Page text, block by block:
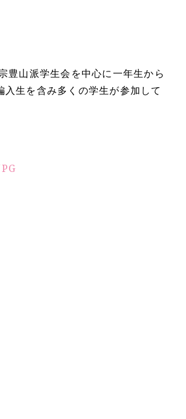
豊山派学生会を中心に一年生から
入生を含み多くの学生が参加して